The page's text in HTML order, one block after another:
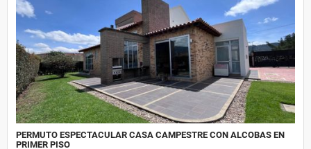
PERMUTO ESPECTACULAR CASA CAMPESTRE CON ALCOBAS EN
PRIMER PISO